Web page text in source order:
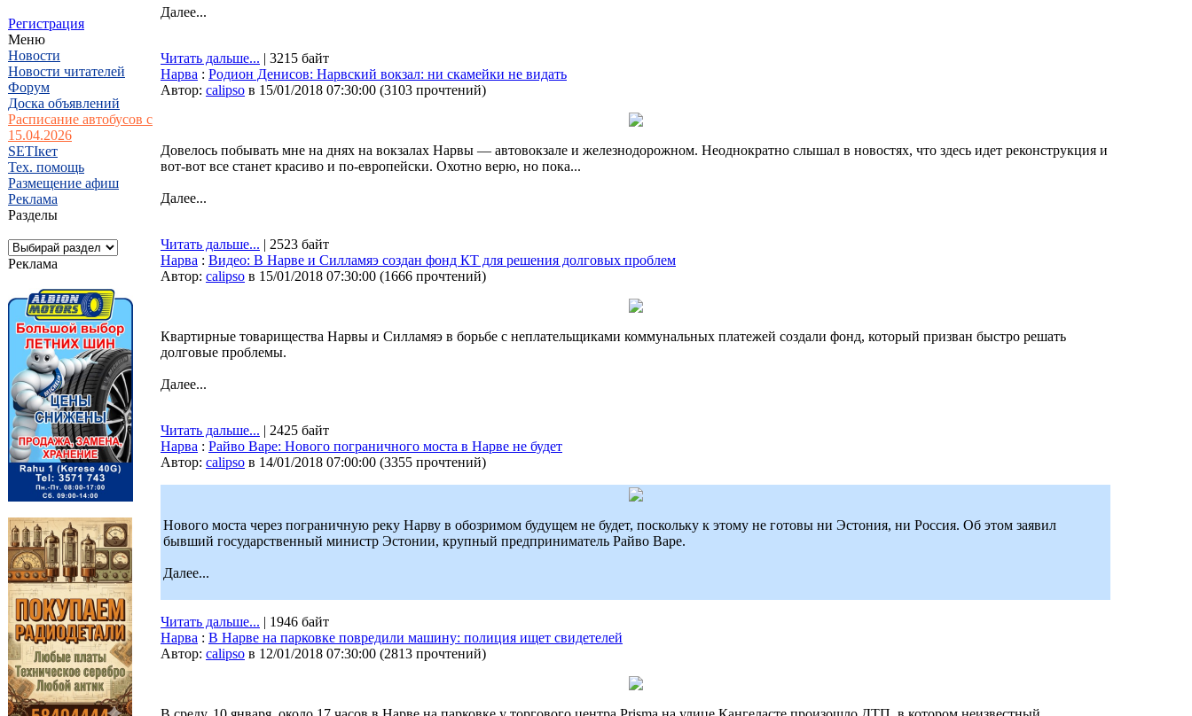
Регистрация
Меню
Новости
Новости читателей
Форум
Доска объявлений
Расписание автобусов с
15.04.2026
SETIкет
Тех. помощь
Размещение афиш
Реклама
Разделы
Реклама
Далее...
Читать дальше... | 3215 байт
Нарва : Родион Денисов: Нарвский вокзал: ни скамейки не видать
Автор: calipso в 15/01/2018 07:30:00 (3103 прочтений)
Довелось побывать мне на днях на вокзалах Нарвы — автовокзале и железнодорожном. Неоднократно слышал в новостях, что здесь идет реконструкция и
вот-вот все станет красиво и по-европейски. Охотно верю, но пока...
Далее...
Читать дальше... | 2523 байт
Нарва : Видео: В Нарве и Силламяэ создан фонд КТ для решения долговых проблем
Автор: calipso в 15/01/2018 07:30:00 (1666 прочтений)
Квартирные товарищества Нарвы и Силламяэ в борьбе с неплательщиками коммунальных платежей создали фонд, который призван быстро решать
долговые проблемы.
Далее...
Читать дальше... | 2425 байт
Нарва : Райво Варе: Нового пограничного моста в Нарве не будет
Автор: calipso в 14/01/2018 07:00:00 (3355 прочтений)
Нового моста через пограничную реку Нарву в обозримом будущем не будет, поскольку к этому не готовы ни Эстония, ни Россия. Об этом заявил
бывший государственный министр Эстонии, крупный предприниматель Райво Варе.
Далее...
Читать дальше... | 1946 байт
Нарва : В Нарве на парковке повредили машину: полиция ищет свидетелей
Автор: calipso в 12/01/2018 07:30:00 (2813 прочтений)